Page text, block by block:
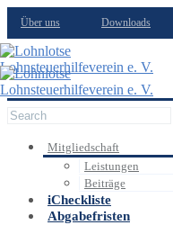
Über uns Downloads
Mitgliedschaft
Leistungen
Beiträge
iCheckliste
Abgabefristen